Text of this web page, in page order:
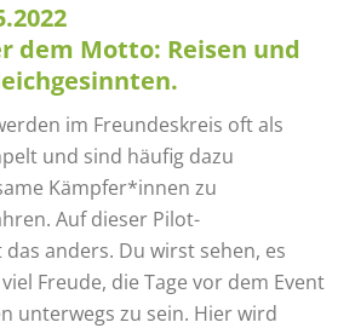
dem Motto: Reisen und
im Freundeskreis oft als
und sind häufig dazu
Kämpfer*innen zu
Auf dieser Pilot-
anders. Du wirst sehen, es
Freude, die Tage vor dem Event
unterwegs zu sein. Hier wird